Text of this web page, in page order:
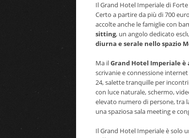
Il Grand Hotel Imperiale di
Certo a partire da più di 700
accolte anche le famiglie con
sitting, un angolo dedicato
diurna e serale nello spazio
Ma ilGrand Hotel Imperiale
scrivanie e connessione
24, salette tranquille per
con luce naturale, schermo,
elevato numero di persone, tra
una spaziosa sala meeting e
Il Grand Hotel Imperiale è solo